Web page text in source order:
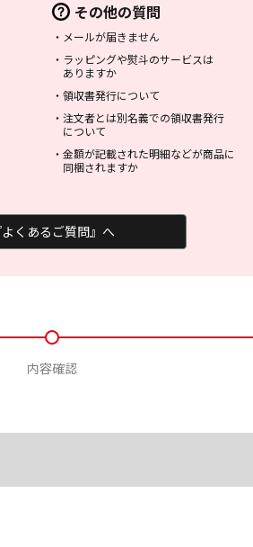
その他の質問
・ メールが届きません
・ ラッピングや熨斗のサービスは
ありますか
・ 領収書発行について
・ 注文者とは別名義での領収書発行
について
・ 金額が記載された明細などが商品に
同梱されますか
よくあるご質問』へ
内容確認